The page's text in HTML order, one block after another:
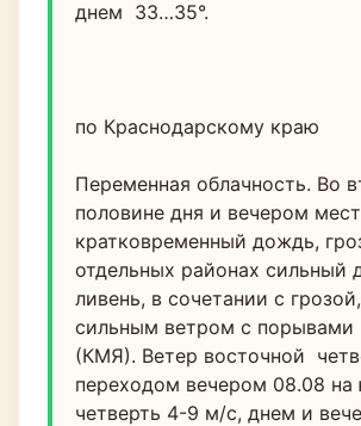
днем  33…35°.
по Краснодарскому краю
Переменная облачность. Во
половине дня и вечером
кратковременный дождь,
отдельных районах сильный
ливень, в сочетании с
сильным ветром с
(КМЯ). Ветер восточной
переходом вечером 08.08
четверть 4-9 м/с, днем и